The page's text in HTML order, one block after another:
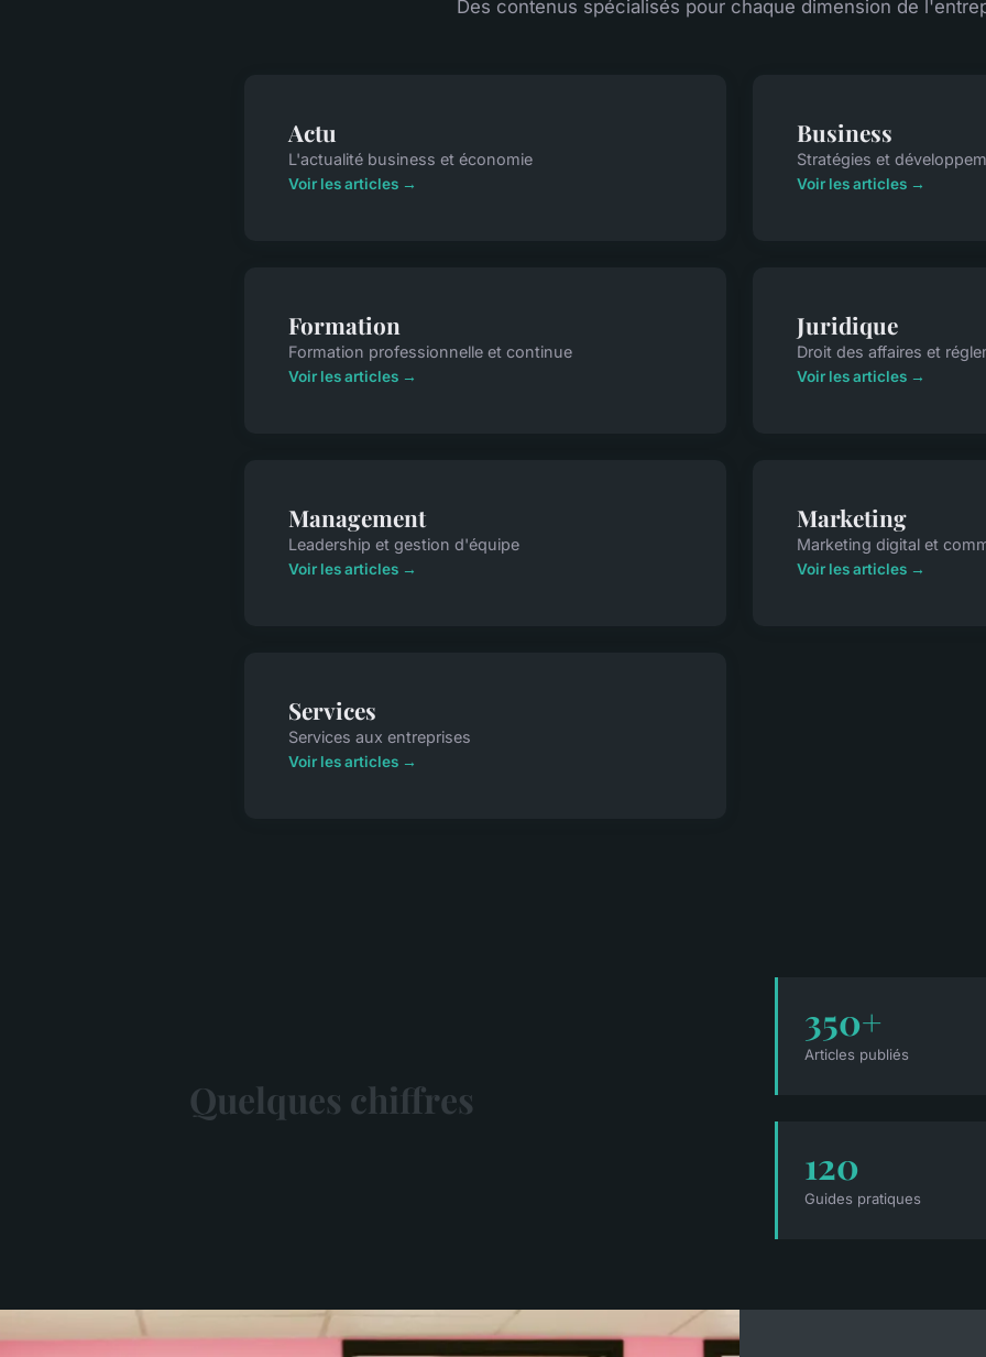
Des contenus spécialisés pour chaque dimension de
Actu
L'actualité business et économie
Voir les articles →
Business
Stratégies et
Voir les articles →
Formation
Formation professionnelle et continue
Voir les articles →
Juridique
Droit des affaires et
Voir les articles →
Management
Leadership et gestion d'équipe
Voir les articles →
Marketing
Marketing digital et
Voir les articles →
Services
Services aux entreprises
Voir les articles →
Quelques chiffres
350+
Articles publiés
120
Guides pratiques